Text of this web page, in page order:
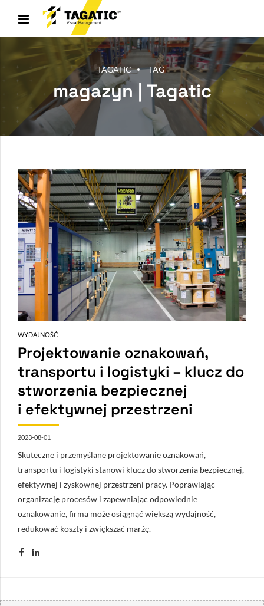
TAGATIC TAG
magazyn | Tagatic
WYDAJNOŚĆ
Projektowanie oznakowań,
transportu i logistyki – klucz do
stworzenia bezpiecznej
i efektywnej przestrzeni
2023-08-01
Skuteczne i przemyślane projektowanie oznakowań,
transportu i logistyki stanowi klucz do stworzenia bezpiecznej,
efektywnej i zyskownej przestrzeni pracy. Poprawiając
organizację procesów i zapewniając odpowiednie
oznakowanie, firma może osiągnąć większą wydajność,
redukować koszty i zwiększać marżę.